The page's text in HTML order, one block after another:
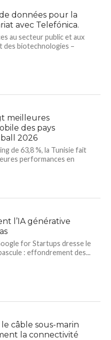
données pour la
avec Telefónica.
au secteur public et aux
des biotechnologies –
meilleures
des pays
2026
de 63,8 %, la Tunisie fait
performances en
l’IA générative
for Startups dresse le
: effondrement des...
câble sous-marin
la connectivité